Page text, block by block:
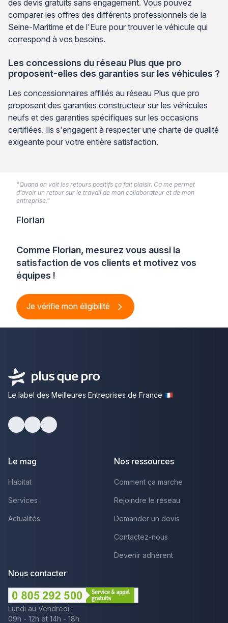
des devis gratuits sans engagement. Vous pouvez
comparer les offres des différents professionnels de la
Seine-Maritime et de l'Eure pour trouver le véhicule qui
correspond à vos besoins.
Les concessions du réseau Plus que pro
proposent-elles des garanties sur les véhicules ?
Les concessionnaires affiliés au réseau Plus que pro
proposent des garanties constructeur sur les véhicules
neufs et des garanties spécifiques sur les occasions
certifiées. Ils s'engagent à respecter une charte de qualité
exigeante pour votre entière satisfaction.
Comme Florian, mesurez vous aussi la
satisfaction de vos clients et motivez vos
équipes !
Je vérifie mon éligibilité
“Quand on voit les retours positifs ça fait plaisir. Ca me permet
d’avoir un retour sur le travail de mon collaborateur et de mon
entreprise.”
Florian
Le label des Meilleures Entreprises de France
Le mag
Habitat
Services
Actualités
Nos ressources
Comment ça marche
Rejoindre le réseau
Demander un devis
Contactez-nous
Devenir adhérent
Nous contacter
Lundi au Vendredi :
09h - 12h et 14h - 18h